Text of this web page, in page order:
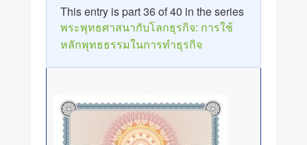
This entry is part 36 of 40 in the series
พระพุทธศาสนากับโลกธุรกิจ: การใช้
หลักพุทธธรรมในการทำธุรกิจ